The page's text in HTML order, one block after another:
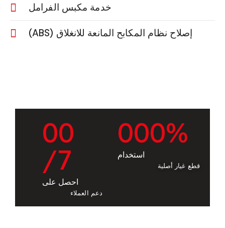
خدمة مكبس الفرامل
إصلاح نظام المكابح المانعة للانغلاق (ABS)
000%
استخدام
قطع غيار أصلية
00
/7
احصل على
دعم العملاء